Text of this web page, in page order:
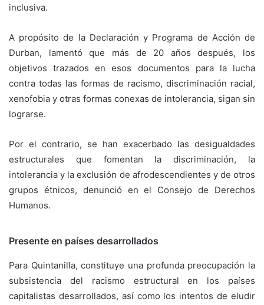
inclusiva.
A propósito de la Declaración y Programa de Acción de
Durban, lamentó que más de 20 años después, los
objetivos trazados en esos documentos para la lucha
contra todas las formas de racismo, discriminación racial,
xenofobia y otras formas conexas de intolerancia, sigan sin
lograrse.
Por el contrario, se han exacerbado las desigualdades
estructurales que fomentan la discriminación, la
intolerancia y la exclusión de afrodescendientes y de otros
grupos étnicos, denunció en el Consejo de Derechos
Humanos.
Presente en países desarrollados
Para Quintanilla, constituye una profunda preocupación la
subsistencia del racismo estructural en los países
capitalistas desarrollados, así como los intentos de eludir